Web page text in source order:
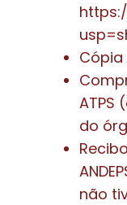
ATPS
do
não